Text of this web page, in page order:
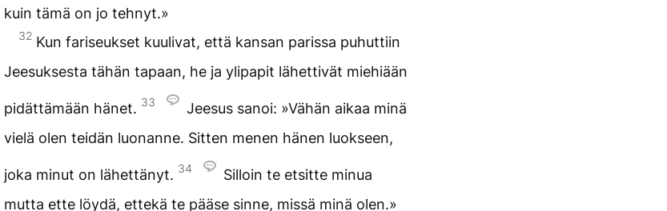
kuin tämä on jo tehnyt.»
32 Kun fariseukset kuulivat, että kansan parissa puhuttiin
Jeesuksesta tähän tapaan, he ja ylipapit lähettivät miehiään
pidättämään hänet. 33
Jeesus sanoi: »Vähän aikaa minä
vielä olen teidän luonanne. Sitten menen hänen luokseen,
joka minut on lähettänyt. 34
Silloin te etsitte minua
mutta ette löydä, ettekä te pääse sinne, missä minä olen.»